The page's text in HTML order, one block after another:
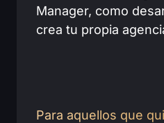
Manager, como
crea tu propia
Para aquellos que